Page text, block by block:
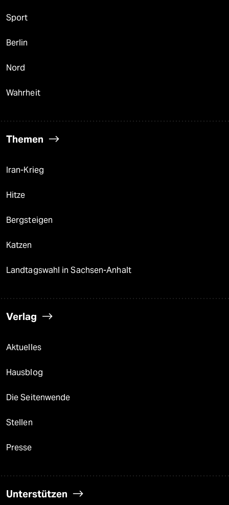
Sport
Berlin
Nord
Wahrheit
Themen
Iran-Krieg
Hitze
Bergsteigen
Katzen
Landtagswahl in Sachsen-Anhalt
Verlag
Aktuelles
Hausblog
Die Seitenwende
Stellen
Presse
Unterstützen